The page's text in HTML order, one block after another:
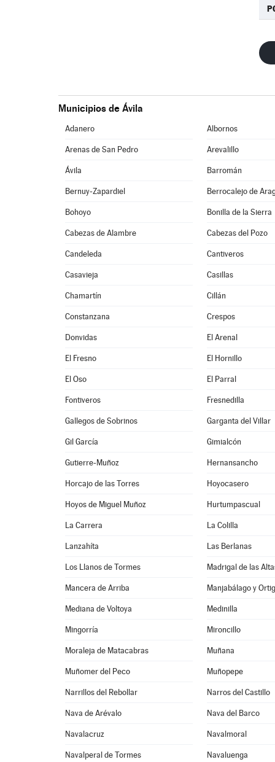
Municipios de Ávila
Adanero Albornos
Arenas de San Pedro Arevalillo
Ávila Barromán
Bernuy-Zapardiel Berrocalejo de
Bohoyo Bonilla de la Sierra
Cabezas de Alambre Cabezas del Pozo
Candeleda Cantiveros
Casavieja Casillas
Chamartín Cillán
Constanzana Crespos
Donvidas El Arenal
El Fresno El Hornillo
El Oso El Parral
Fontiveros Fresnedilla
Gallegos de Sobrinos Garganta del Villar
Gil García Gimialcón
Gutierre-Muñoz Hernansancho
Horcajo de las Torres Hoyocasero
Hoyos de Miguel Muñoz Hurtumpascual
La Carrera La Colilla
Lanzahíta Las Berlanas
Los Llanos de Tormes Madrigal de las
Mancera de Arriba Manjabálago y
Mediana de Voltoya Medinilla
Mingorría Mironcillo
Moraleja de Matacabras Muñana
Muñomer del Peco Muñopepe
Narrillos del Rebollar Narros del Castillo
Nava de Arévalo Nava del Barco
Navalacruz Navalmoral
Navalperal de Tormes Navaluenga